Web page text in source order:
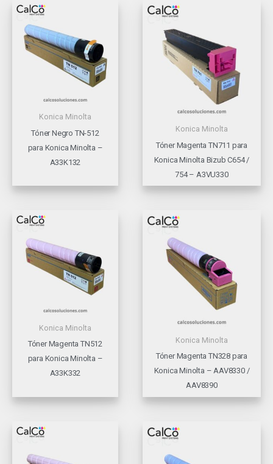
Konica Minolta
Tóner Negro TN-512
para Konica Minolta –
A33K132
Konica Minolta
Tóner Magenta TN711 para
Konica Minolta Bizub C654 /
754 – A3VU330
Konica Minolta
Tóner Magenta TN512
para Konica Minolta –
A33K332
Konica Minolta
Tóner Magenta TN328 para
Konica Minolta – AAV8330 /
AAV8390